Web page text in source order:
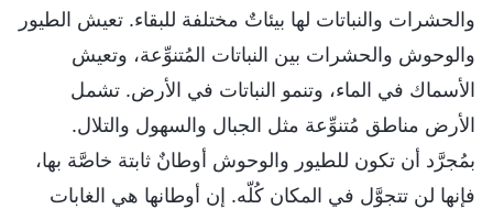
والحشرات والنباتات لها بيئاتٌ مختلفة للبقاء. تعيش الطيور
والوحوش والحشرات بين النباتات المُتنوِّعة، وتعيش
الأسماك في الماء، وتنمو النباتات في الأرض. تشمل
الأرض مناطق مُتنوِّعة مثل الجبال والسهول والتلال.
بمُجرَّد أن تكون للطيور والوحوش أوطانٌ ثابتة خاصَّة بها،
فإنها لن تتجوَّل في المكان كُلّه. إن أوطانها هي الغابات